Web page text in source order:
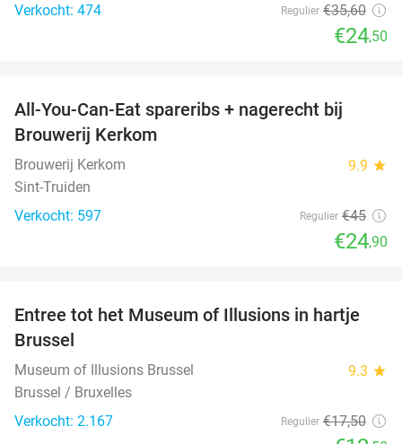
Verkocht: 474
Regulier €35,60
€24,50
All-You-Can-Eat spareribs + nagerecht bij
Brouwerij Kerkom
Brouwerij Kerkom 9.9 star
Sint-Truiden
Verkocht: 597
Regulier €45
€24,90
29%
Entree tot het Museum of Illusions in hartje
Brussel
Museum of Illusions Brussel 9.3 star
Brussel / Bruxelles
Verkocht: 2.167
Regulier €17,50